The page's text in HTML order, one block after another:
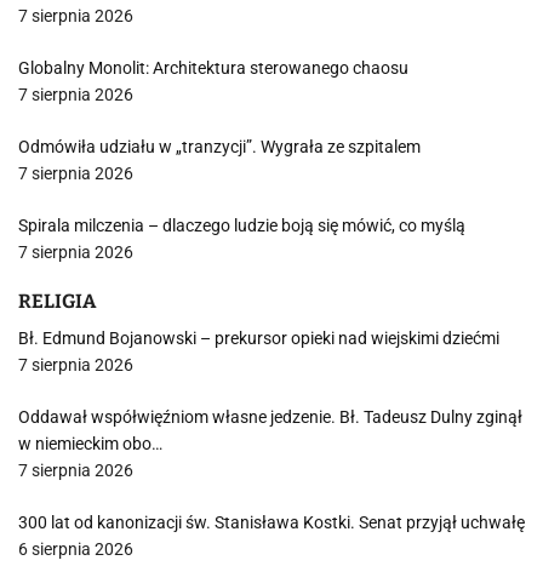
7 sierpnia 2026
Globalny Monolit: Architektura sterowanego chaosu
7 sierpnia 2026
Odmówiła udziału w „tranzycji”. Wygrała ze szpitalem
7 sierpnia 2026
Spirala milczenia – dlaczego ludzie boją się mówić, co myślą
7 sierpnia 2026
RELIGIA
Bł. Edmund Bojanowski – prekursor opieki nad wiejskimi dziećmi
7 sierpnia 2026
Oddawał współwięźniom własne jedzenie. Bł. Tadeusz Dulny zginął
w niemieckim obo…
7 sierpnia 2026
300 lat od kanonizacji św. Stanisława Kostki. Senat przyjął uchwałę
6 sierpnia 2026